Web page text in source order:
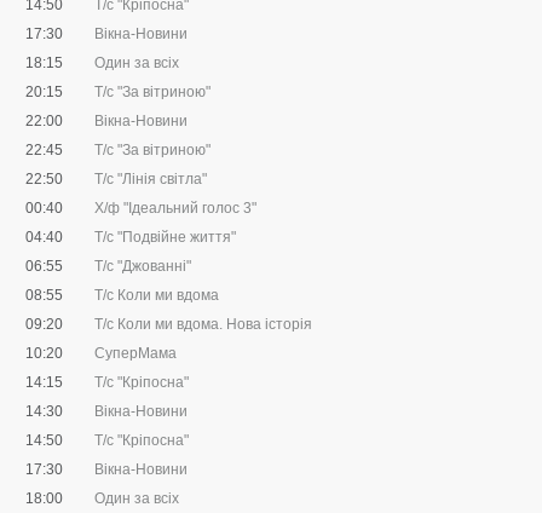
14:50
Т/с "Кріпосна"
17:30
Вікна-Новини
18:15
Один за всіх
20:15
Т/с "За вітриною"
22:00
Вікна-Новини
22:45
Т/с "За вітриною"
22:50
Т/с "Лінія світла"
00:40
Х/ф "Ідеальний голос 3"
04:40
Т/с "Подвійне життя"
06:55
Т/с "Джованні"
08:55
Т/с Коли ми вдома
09:20
Т/с Коли ми вдома. Нова історія
10:20
СуперМама
14:15
Т/с "Кріпосна"
14:30
Вікна-Новини
14:50
Т/с "Кріпосна"
17:30
Вікна-Новини
18:00
Один за всіх